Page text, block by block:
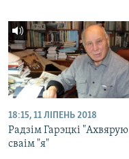
18:15, 11 ЛІПЕНЬ 2018
Радзім Гарэцкі "Ахвярую
сваім "я"